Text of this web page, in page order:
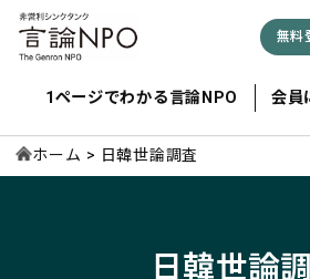
無料
1ページでわかる言論NPO 会員
ホーム 日韓世論調査
日韓世論